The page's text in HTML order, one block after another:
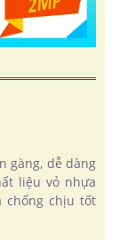
gàng, dễ dàng
liệu vỏ nhựa
chống chịu tốt